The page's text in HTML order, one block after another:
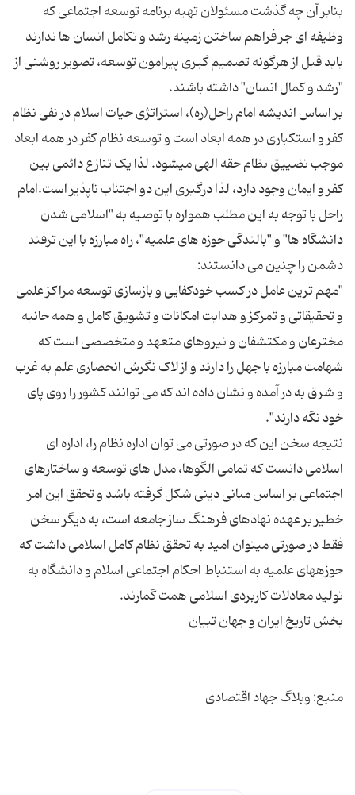
بنابر آن چه گذشت مسئولان تهیه برنامه توسعه اجتماعی که
وظیفه ای جز فراهم ساختن زمینه رشد و تکامل انسان ها ندارند
باید قبل از هرگونه تصمیم گیری پیرامون توسعه، تصویر روشنی از
بر اساس اندیشه امام راحل(ره)، استراتژی حیات اسلام در نفی نظام
کفر و استکباری در همه ابعاد است و توسعه نظام کفر در همه ابعاد
موجب تضییق نظام حقه الهی میشود. لذا یک تنازع دائمی بین
کفر و ایمان وجود دارد، لذا درگیری این دو اجتناب ناپذیر است.امام
راحل با توجه به این مطلب همواره با توصیه به "اسلامی شدن
دانشگاه ها" و "بالندگی حوزه های علمیه"، راه مبارزه با این ترفند
"مهم ترین عامل در کسب خودکفایی و بازسازی توسعه مراکز علمی
و تحقیقاتی و تمرکز و هدایت امکانات و تشویق کامل و همه جانبه
مخترعان و مکتشفان و نیروهای متعهد و متخصصی است که
شهامت مبارزه با جهل را دارند و از لاک نگرش انحصاری علم به غرب
و شرق به در آمده و نشان داده اند که می توانند کشور را روی پای
نتیجه سخن این که در صورتی می توان اداره نظام را، اداره ای
اسلامی دانست که تمامی الگوها، مدل های توسعه و ساختارهای
اجتماعی بر اساس مبانی دینی شکل گرفته باشد و تحقق این امر
خطیر بر عهده نهادهای فرهنگ ساز جامعه است، به دیگر سخن
فقط در صورتی میتوان امید به تحقق نظام کامل اسلامی داشت که
حوزههای علمیه به استنباط احکام اجتماعی اسلام و دانشگاه به